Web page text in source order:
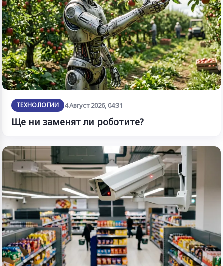
ТЕХНОЛОГИИ 4 Август 2026, 04:31
Ще ни заменят ли роботите?